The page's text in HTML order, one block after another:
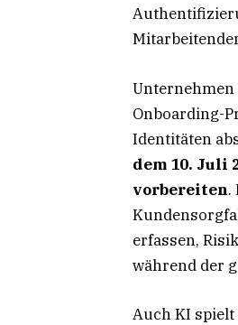
Onboarding-
Identitäten
dem 10. Juli
vorbereiten.
erfassen,
während der
Auch KI spielt